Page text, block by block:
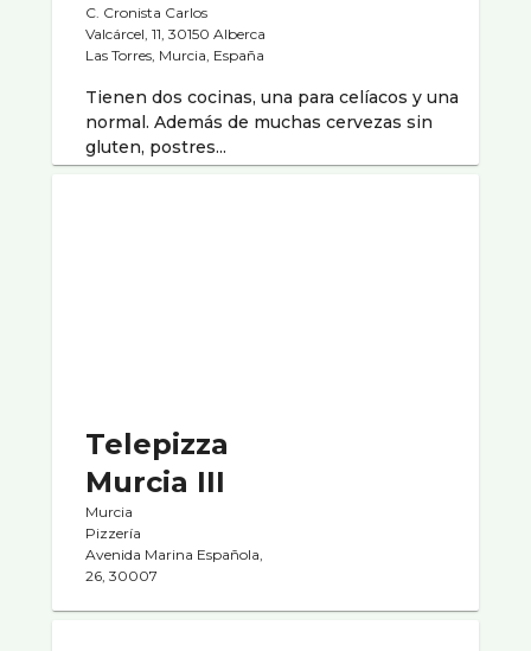
C. Cronista Carlos
Valcárcel, 11, 30150 Alberca
Las Torres, Murcia, España
Tienen dos cocinas, una para celíacos y una
normal. Además de muchas cervezas sin
gluten, postres...
Telepizza
Murcia III
Murcia
Pizzerí­a
Avenida Marina Española,
26, 30007